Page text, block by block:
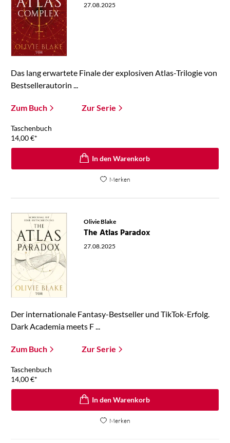
27.08.2025
Das lang erwartete Finale der explosiven Atlas-Trilogie von
Bestsellerautorin ...
Zum Buch Zur Serie
Taschenbuch
14,00€*
In den Warenkorb
Merken
Olivie Blake
The Atlas Paradox
27.08.2025
Der internationale Fantasy-Bestseller und TikTok-Erfolg.
Dark Academia meets F ...
Zum Buch Zur Serie
Taschenbuch
14,00€*
In den Warenkorb
Merken